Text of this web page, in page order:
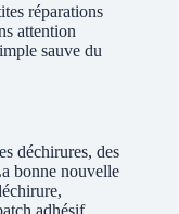
réparations
attention
sauve du
déchirures, des
bonne nouvelle
adhésif